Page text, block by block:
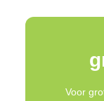
Voor